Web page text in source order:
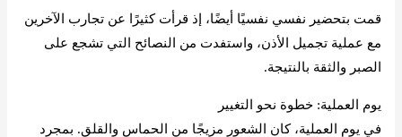
قمت بتحضير نفسي نفسيًا أيضًا، إذ قرأت كثيرًا عن تجارب الآخرين
مع عملية تجميل الأذن، واستفدت من النصائح التي تشجع على
الصبر والثقة بالنتيجة.
يوم العملية: خطوة نحو التغيير
في يوم العملية، كان الشعور مزيجًا من الحماس والقلق. بمجرد